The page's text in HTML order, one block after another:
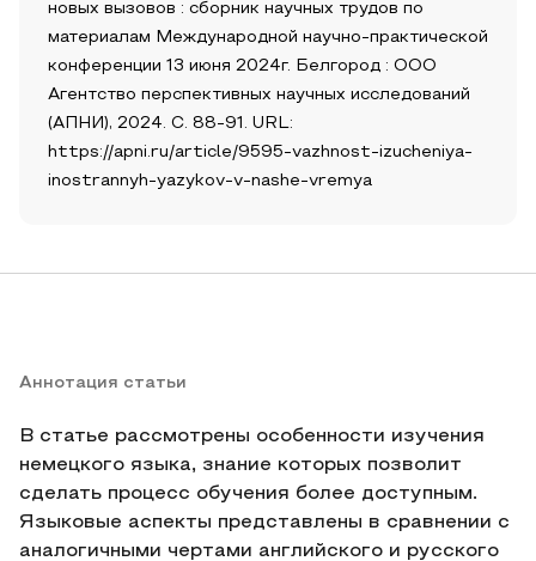
новых вызовов : сборник научных трудов по
материалам Международной научно-практической
конференции 13 июня 2024г. Белгород : ООО
Агентство перспективных научных исследований
(АПНИ), 2024. С. 88-91. URL:
https://apni.ru/article/9595-vazhnost-izucheniya-
inostrannyh-yazykov-v-nashe-vremya
Аннотация статьи
В статье рассмотрены особенности изучения
немецкого языка, знание которых позволит
сделать процесс обучения более доступным.
Языковые аспекты представлены в сравнении с
аналогичными чертами английского и русского